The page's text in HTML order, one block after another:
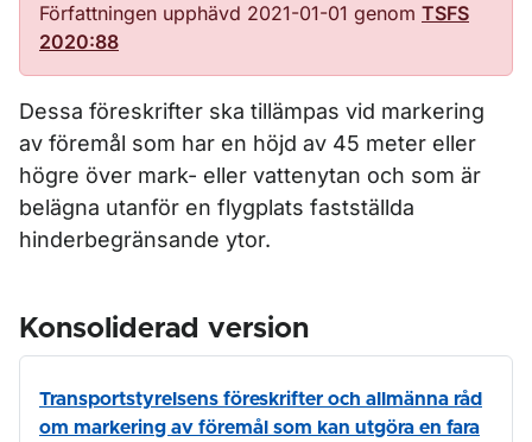
Författningen upphävd 2021-01-01 genom TSFS
2020:88
Dessa föreskrifter ska tillämpas vid markering
av föremål som har en höjd av 45 meter eller
högre över mark- eller vattenytan och som är
belägna utanför en flygplats fastställda
hinderbegränsande ytor.
Konsoliderad version
Transportstyrelsens föreskrifter och allmänna råd
om markering av föremål som kan utgöra en fara